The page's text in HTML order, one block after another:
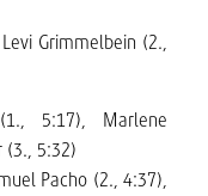
Grimmelbein (2.,
5:17), Marlene
(3., 5:32)
Pacho (2., 4:37),